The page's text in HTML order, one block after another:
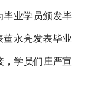
毕业学员颁发毕
董永亮发表毕业
，学员们庄严宣